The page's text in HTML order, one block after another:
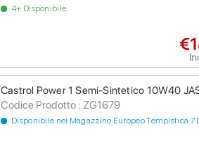
4+ Disponibile
Castrol Power 1 Semi-Sintetico 10W40
Codice Prodotto : ZG1679
Disponibile nel Magazzino Europeo Tempistica 7